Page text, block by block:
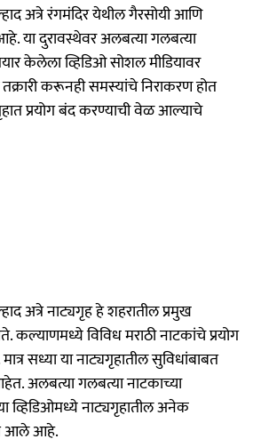
अत्रे रंगमंदिर येथील गैरसोयी आणि
या दुरावस्थेवर अलबत्या गलबत्या
केलेला व्हिडिओ सोशल मीडियावर
करूनही समस्यांचे निराकरण होत
प्रयोग बंद करण्याची वेळ आल्याचे
अत्रे नाट्यगृह हे शहरातील प्रमुख
कल्याणमध्ये विविध मराठी नाटकांचे प्रयोग
सध्या या नाट्यगृहातील सुविधांबाबत
अलबत्या गलबत्या नाटकाच्या
व्हिडिओमध्ये नाट्यगृहातील अनेक
आले आहे.